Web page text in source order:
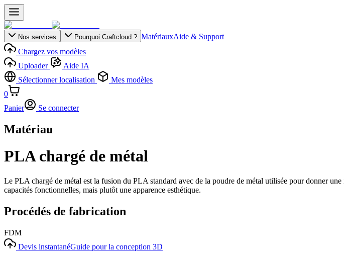
Nos services Pourquoi Craftcloud ? MatériauxAide & Support
Chargez vos modèles
Uploader
Aide IA
Sélectionner localisation
Mes modèles
0
Panier
Se connecter
Matériau
PLA chargé de métal
Le PLA chargé de métal est la fusion du PLA standard avec de la poudre de métal utilisée pour donner
capacités fonctionnelles, mais plutôt une apparence esthétique.
Procédés de fabrication
FDM
Devis instantanéGuide pour la conception 3D